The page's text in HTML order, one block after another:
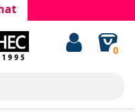
0